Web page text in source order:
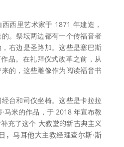
西里艺术家于 1871 年建造，
。祭坛两边都有一个传福音者
右边是圣路加。这些是塞巴斯
品。在礼拜仪式改革之前，从
的，这些雕像作为阅读福音书
台和司仪坐椅。这些是卡拉拉
马米的作品，于 2018年宣布教
充了这个 大教堂的新古典主义
日，马耳他大主教经理查尔斯·斯